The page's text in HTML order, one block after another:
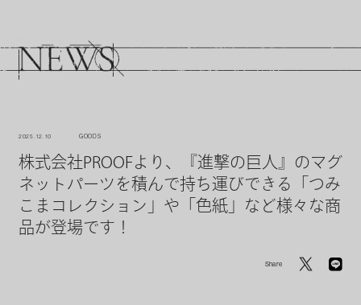
2025. 12. 10 GOODS
株式会社PROOFより、『進撃の巨人』のマグ
ネットパーツを積んで持ち運びできる「つみ
こまコレクション」や「色紙」など様々な商
品が登場です！
Share